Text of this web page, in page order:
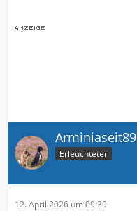
Arminiaseit89
Erleuchteter
12. April 2026 um 09:39